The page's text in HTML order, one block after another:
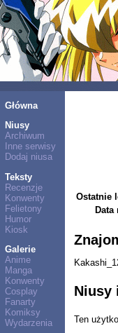
Główna
Niusy
Archiwum
Inne serwisy
Dodaj niusa
Teksty
Recenzje
Konwenty
Felietony
Humor
Kiosk
Galerie
Anime
Manga
Konwenty
Cosplay
Fanarty
Komiksy
Wydarzenia
Ostatnie
Data
Niusy
Ten